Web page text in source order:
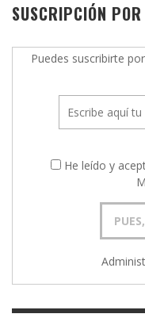
SUSCRIPCIÓN
Puedes suscribirte
He leído y